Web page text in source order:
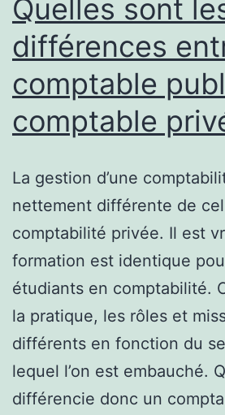
Quelles sont
différences
comptable
comptable
La gestion d’une
nettement différente de
comptabilité privée. Il est
formation est identique
étudiants en comptabilité.
la pratique, les rôles et
différents en fonction du
lequel l’on est embauché.
différencie donc un